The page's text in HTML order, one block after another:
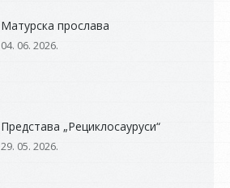
Матурска прослава
04. 06. 2026.
Представа „Рециклосауруси“
29. 05. 2026.